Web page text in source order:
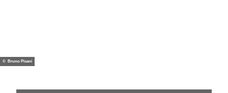
© Bruno Pisani